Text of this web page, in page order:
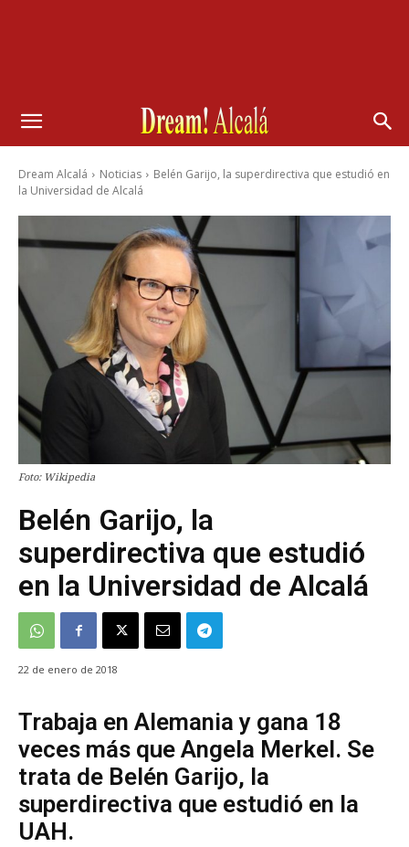
Dream Alcalá Noticias
Belén Garijo, la superdirectiva que estudió en
la Universidad de Alcalá
Foto: Wikipedia
Belén Garijo, la
superdirectiva que estudió
en la Universidad de Alcalá
22 de enero de 2018
Trabaja en Alemania y gana 18
veces más que Angela Merkel. Se
trata de Belén Garijo, la
superdirectiva que estudió en la
UAH.